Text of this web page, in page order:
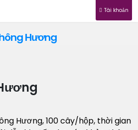
Tài khoản
Hương
Hương, 100 cây/hộp, thời gian